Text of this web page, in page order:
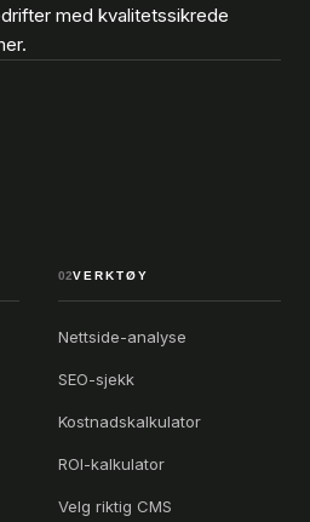
med kvalitetssikrede
02VERKTØY
Nettside-analyse
SEO-sjekk
Kostnadskalkulator
ROI-kalkulator
Velg riktig CMS